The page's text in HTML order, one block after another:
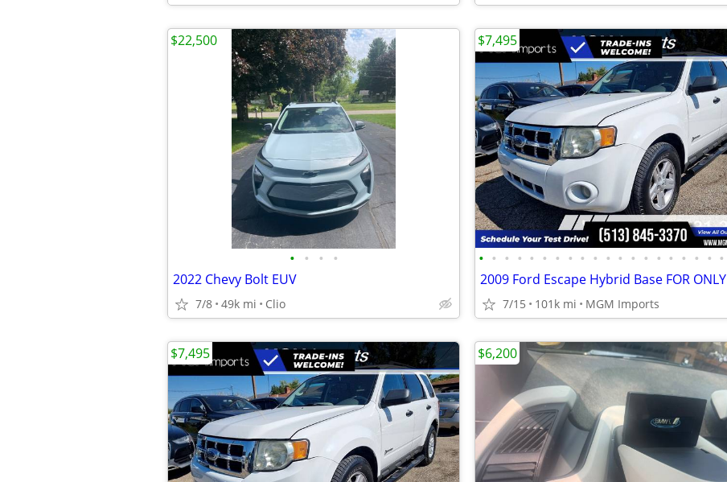
• • • •
2022 Chevy Bolt EUV
7/8 49k mi Clio
$22,500
• • • • • • • • • • • • • • • • • • • •
2009 Ford Escape Hybrid Base FOR ONLY
7/15 101k mi MGM Imports
$7,495
$7,495 $6,200